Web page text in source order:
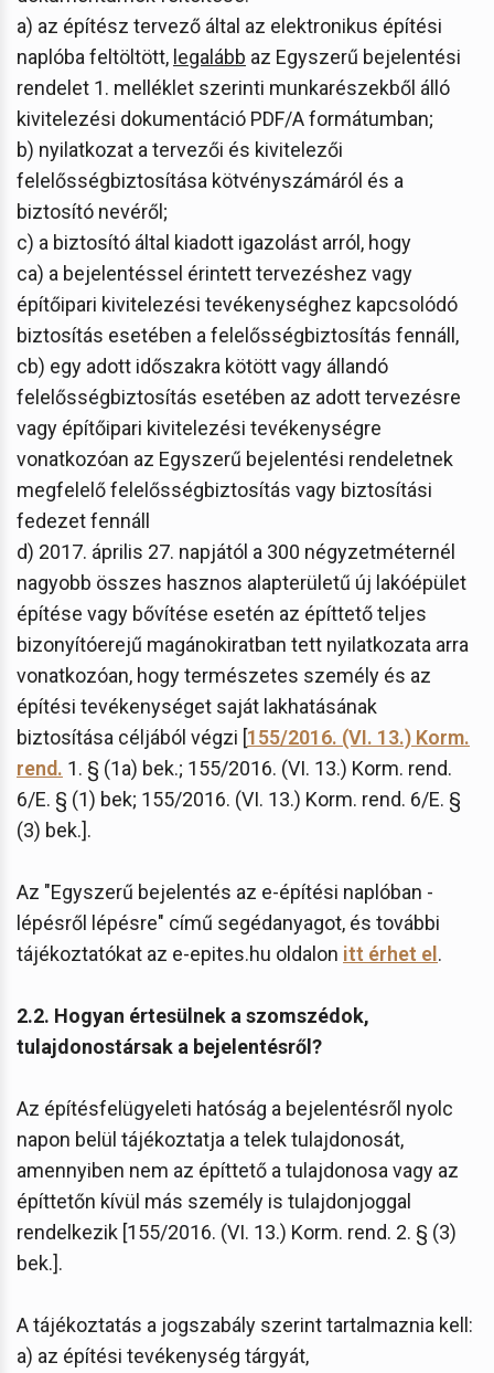
a) az építész tervező által az elektronikus építési
naplóba feltöltött, legalább az Egyszerű bejelentési
rendelet 1. melléklet szerinti munkarészekből álló
kivitelezési dokumentáció PDF/A formátumban;
b) nyilatkozat a tervezői és kivitelezői
felelősségbiztosítása kötvényszámáról és a
biztosító nevéről;
c) a biztosító által kiadott igazolást arról, hogy
ca) a bejelentéssel érintett tervezéshez vagy
építőipari kivitelezési tevékenységhez kapcsolódó
biztosítás esetében a felelősségbiztosítás fennáll,
cb) egy adott időszakra kötött vagy állandó
felelősségbiztosítás esetében az adott tervezésre
vagy építőipari kivitelezési tevékenységre
vonatkozóan az Egyszerű bejelentési rendeletnek
megfelelő felelősségbiztosítás vagy biztosítási
fedezet fennáll
d) 2017. április 27. napjától a 300 négyzetméternél
nagyobb összes hasznos alapterületű új lakóépület
építése vagy bővítése esetén az építtető teljes
bizonyítóerejű magánokiratban tett nyilatkozata arra
vonatkozóan, hogy természetes személy és az
építési tevékenységet saját lakhatásának
biztosítása céljából végzi [155/2016. (VI. 13.) Korm.
rend. 1. § (1a) bek.; 155/2016. (VI. 13.) Korm. rend.
6/E. § (1) bek; 155/2016. (VI. 13.) Korm. rend. 6/E. §
(3) bek.].
Az "Egyszerű bejelentés az e-építési naplóban -
lépésről lépésre" című segédanyagot, és további
tájékoztatókat az e-epites.hu oldalon itt érhet el.
2.2. Hogyan értesülnek a szomszédok,
tulajdonostársak a bejelentésről?
Az építésfelügyeleti hatóság a bejelentésről nyolc
napon belül tájékoztatja a telek tulajdonosát,
amennyiben nem az építtető a tulajdonosa vagy az
építtetőn kívül más személy is tulajdonjoggal
rendelkezik [155/2016. (VI. 13.) Korm. rend. 2. § (3)
bek.].
A tájékoztatás a jogszabály szerint tartalmaznia kell:
a) az építési tevékenység tárgyát,